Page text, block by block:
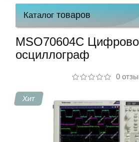
работы
Каталогтоваров
MSO70604C
осциллограф
0
Хит